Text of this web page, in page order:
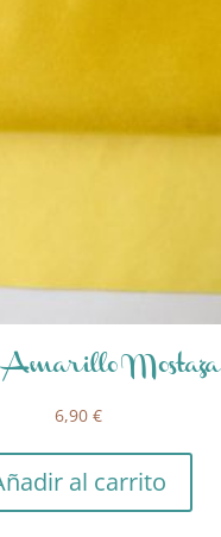
Mostaza
6,90 €
al carrito